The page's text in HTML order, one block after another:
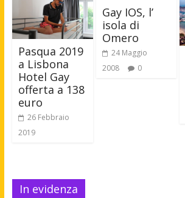
Pasqua 2019
a Lisbona
Hotel Gay
offerta a 138
euro
26 Febbraio
2019
Gay IOS, l’
isola di
Omero
24 Maggio
2008
0
In evidenza